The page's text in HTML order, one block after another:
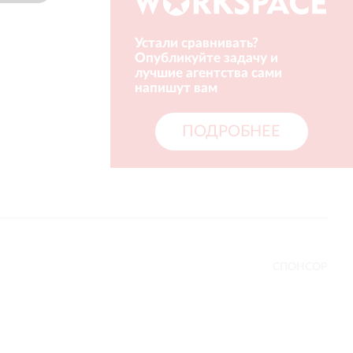
Устали сравнивать?
Опубликуйте задачу и
лучшие агентства сами
напишут вам
ПОДРОБНЕЕ